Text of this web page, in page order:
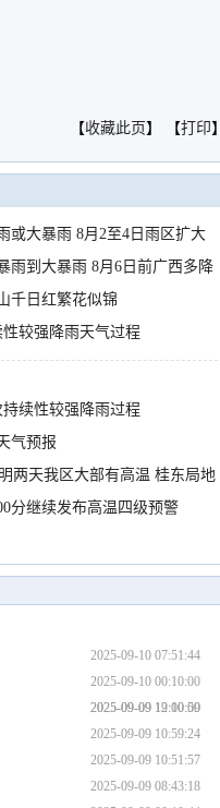
【收藏此页 】 【打印】
或大暴雨 8月2至4日雨区扩大
雨到大暴雨 8月6日前广西多降
千日红繁花似锦
较强降雨天气过程
续性较强降雨过程
气预报
两天我区大部有高温 桂东局地
分继续发布高温四级预警
2025-09-10 07:51:44
2025-09-10 00:10:00
2025-09-09 19:10:59
2025-09-09 12:00:00
2025-09-09 10:59:24
2025-09-09 10:51:57
2025-09-09 08:43:18